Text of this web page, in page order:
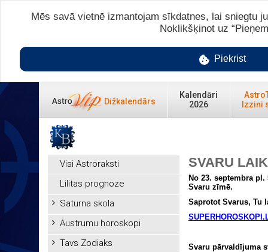
Dižkalendārs
Kalendāri
2026
Izzini
Visi Astroraksti
Lilitas prognoze
Saturna skola
Austrumu horoskopi
Tavs Zodiaks
SVARU
No 23. septembra
Svaru zīmē.
Saprotot Svarus, Tu
Svaru pārvaldījuma
Mēs savā vietnē izmantojam sīkdatnes, lai sniegtu
Noklikšķinot uz
Piekrist